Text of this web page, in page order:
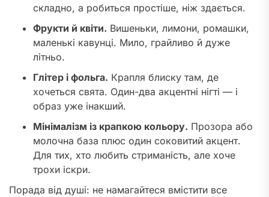
складно, а робиться простіше, ніж здається.
Фрукти й квіти. Вишеньки, лимони, ромашки,
маленькі кавунці. Мило, грайливо й дуже
літньо.
Глітер і фольга. Крапля блиску там, де
хочеться свята. Один-два акцентні нігті — і
образ уже інакший.
Мінімалізм із крапкою кольору. Прозора або
молочна база плюс один соковитий акцент.
Для тих, хто любить стриманість, але хоче
трохи іскри.
Порада від душі: не намагайтеся вмістити все